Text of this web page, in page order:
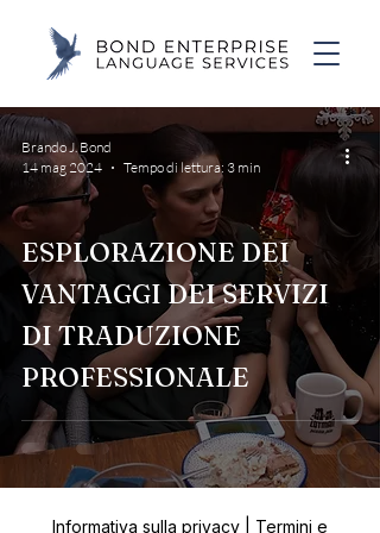
ESPLORAZIONE DEI
VANTAGGI DEI SERVIZI
DI TRADUZIONE
PROFESSIONALE
Brando J. Bond
14 mag 2024
Tempo di lettura: 3 min
Informativa sulla privacy Termini e